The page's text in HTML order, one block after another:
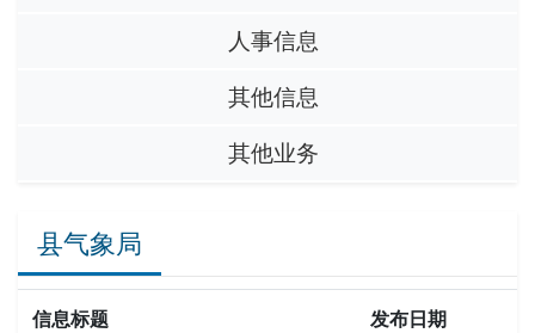
人事信息
其他信息
其他业务
县气象局
信息标题 发布日期